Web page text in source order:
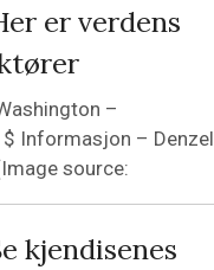
er verdens
–
Informasjon – Denzel
source:
kjendisenes